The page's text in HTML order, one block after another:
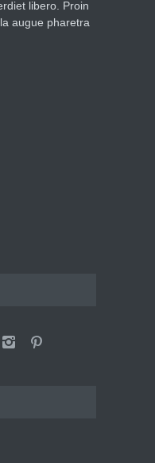
otro centro de
libero. Proin
augue pharetra